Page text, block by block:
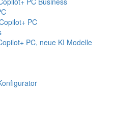
PC
PC, neue KI Modelle